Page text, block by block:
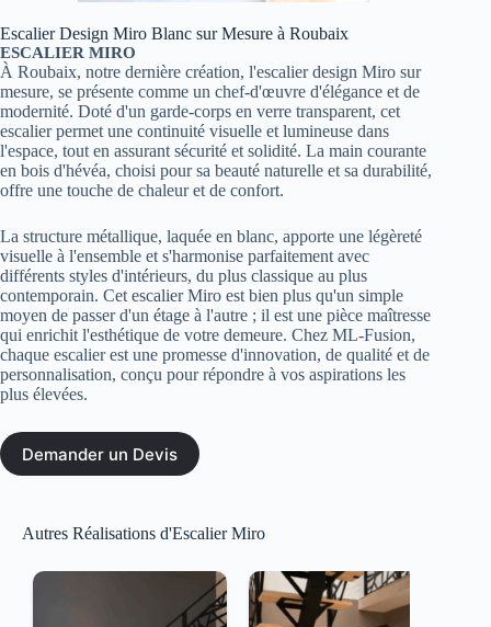
Escalier Design Miro Blanc sur Mesure à Roubaix
ESCALIER MIRO
À Roubaix, notre dernière création, l'escalier design Miro sur
mesure, se présente comme un chef-d'œuvre d'élégance et de
modernité. Doté d'un garde-corps en verre transparent, cet
escalier permet une continuité visuelle et lumineuse dans
l'espace, tout en assurant sécurité et solidité. La main courante
en bois d'hévéa, choisi pour sa beauté naturelle et sa durabilité,
offre une touche de chaleur et de confort.
La structure métallique, laquée en blanc, apporte une légèreté
visuelle à l'ensemble et s'harmonise parfaitement avec
différents styles d'intérieurs, du plus classique au plus
contemporain. Cet escalier Miro est bien plus qu'un simple
moyen de passer d'un étage à l'autre ; il est une pièce maîtresse
qui enrichit l'esthétique de votre demeure. Chez ML-Fusion,
chaque escalier est une promesse d'innovation, de qualité et de
personnalisation, conçu pour répondre à vos aspirations les
plus élevées.
Demander un Devis
Autres Réalisations d'Escalier Miro